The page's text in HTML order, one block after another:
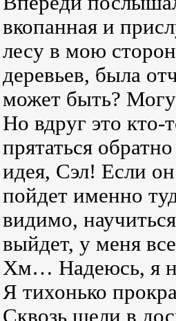
вкопанная и
лесу в мою
деревьев, была
может быть?
Но вдруг это
прятаться
идея, Сэл! Если
пойдет именно
видимо,
выйдет, у меня
Хм… Надеюсь, я
Я тихонько